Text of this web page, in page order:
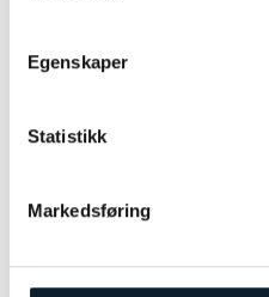
Egenskaper
Statistikk
Markedsføring
Nordseeroute
Das ultimative Radabenteuer